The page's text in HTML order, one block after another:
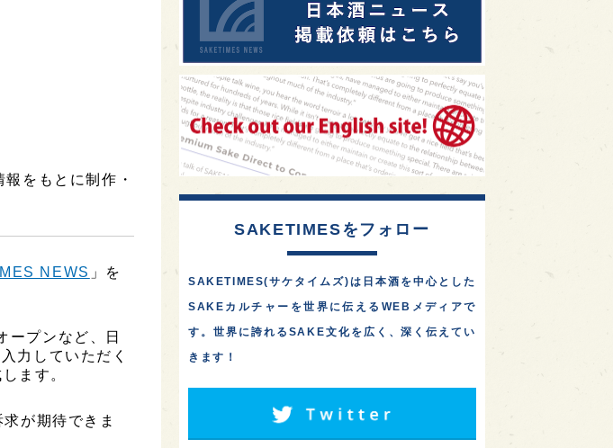
をもとに制作・
NEWS 」を
ープンなど、日
力していただく
ます。
が期待できま
SAKETIMESをフォロー
SAKETIMES(サケタイムズ)は日本酒を中心とした
SAKEカルチャーを世界に伝えるWEBメディアで
す。世界に誇れるSAKE文化を広く、深く伝えてい
きます！